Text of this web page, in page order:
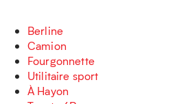
Berline
Camion
Fourgonnette
Utilitaire sport
À Hayon